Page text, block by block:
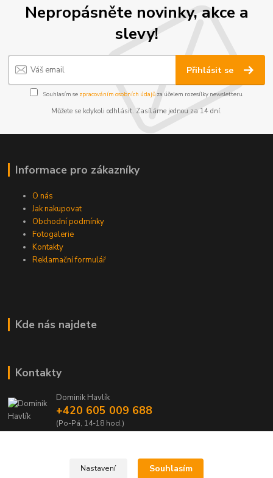
Nepropásněte novinky, akce a
slevy!
Přihlásit se
Souhlasím se zpracováním osobních údajůza účelem rozesílky newsletteru.
Můžete se kdykoli odhlásit. Zasíláme jednou za 14 dní.
Informace pro zákazníky
O nás
Jak nakupovat
Obchodní podmínky
Fotogalerie
Kontakty
Reklamační formulář
Kde nás najdete
Kontakty
Dominik Havlík
+420 605 009 688
(Po-Pá, 14-18 hod.)
Nastavení Souhlasím